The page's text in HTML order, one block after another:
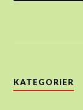
KATEGORIER